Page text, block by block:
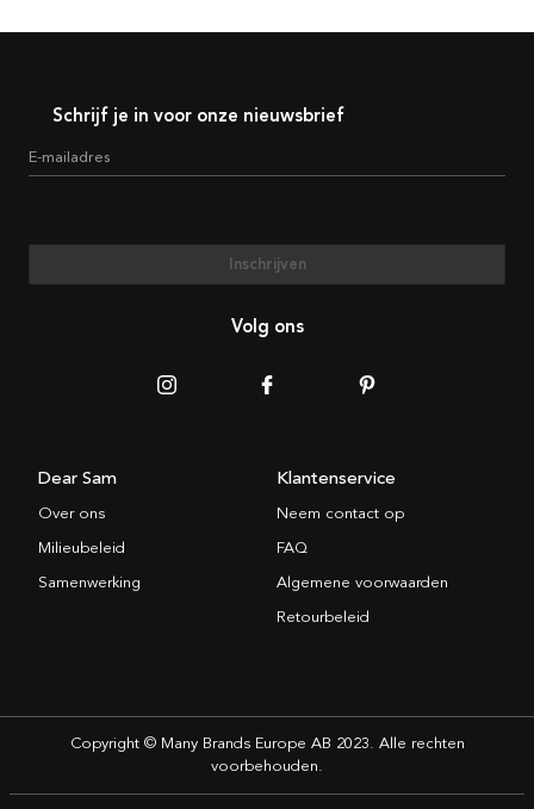
Schrijf je in voor onze nieuwsbrief
E-mailadres
Inschrijven
Volg ons
Dear Sam
Over ons
Milieubeleid
Samenwerking
Klantenservice
Neem contact op
FAQ
Algemene voorwaarden
Retourbeleid
Copyright © Many Brands Europe AB 2023. Alle rechten
voorbehouden.